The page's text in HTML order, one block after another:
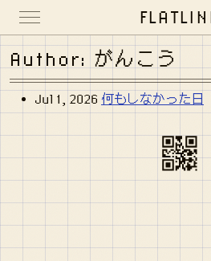
Author: がんこう
Jul 1, 2026 何もしなかった日